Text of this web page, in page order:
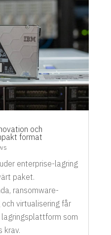
och
format
enterprise-lagring
paket.
ransomware-
virtualisering får
som
krav.